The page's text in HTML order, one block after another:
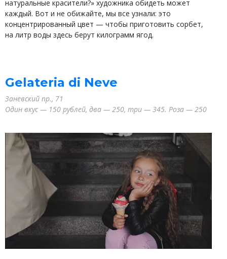
натуральные красители?» художника обидеть может
каждый. Вот и не обижайте, мы все узнали: это
концентрированный цвет — чтобы приготовить сорбет,
на литр воды здесь берут килограмм ягод.
Gelateria di Neve
Заневский пр., 71
Один вкус — 150 рублей, два — 250, три — 345. Роза — 250